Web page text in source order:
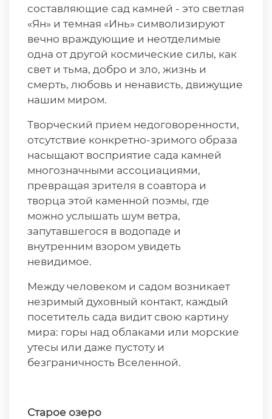
составляющие сад камней - это светлая
«Ян» и темная «Инь» символизируют
вечно враждующие и неотделимые
одна от другой космические силы, как
свет и тьма, добро и зло, жизнь и
смерть, любовь и ненависть, движущие
нашим миром.
Творческий прием недоговоренности,
отсутствие конкретно-зримого образа
насыщают восприятие сада камней
многозначными ассоциациями,
превращая зрителя в соавтора и
творца этой каменной поэмы, где
можно услышать шум ветра,
запутавшегося в водопаде и
внутренним взором увидеть
невидимое.
Между человеком и садом возникает
незримый духовный контакт, каждый
посетитель сада видит свою картину
мира: горы над облаками или морские
утесы или даже пустоту и
безграничность Вселенной.
Старое озеро